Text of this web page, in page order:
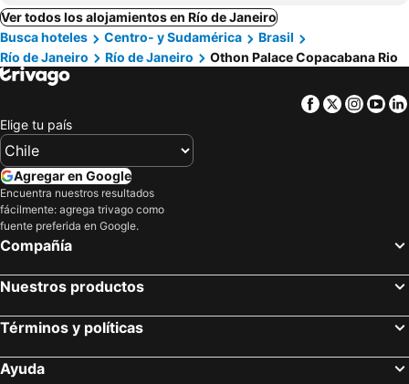
Ver todos los alojamientos en Río de Janeiro
Busca hoteles
Centro- y Sudamérica
Brasil
Río de Janeiro
Río de Janeiro Othon Palace Copacabana Rio
Facebook
Twitter
Elige tu país
Agregar en Google
Encuentra nuestros resultados
fácilmente: agrega trivago como
fuente preferida en Google.
Compañía
Nuestros productos
Términos y políticas
Ayuda